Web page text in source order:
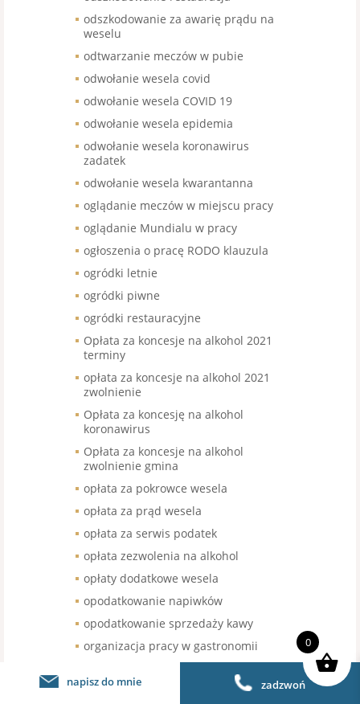
odszkodowanie za awarię prądu na
weselu
odtwarzanie meczów w pubie
odwołanie wesela covid
odwołanie wesela COVID 19
odwołanie wesela epidemia
odwołanie wesela koronawirus
zadatek
odwołanie wesela kwarantanna
oglądanie meczów w miejscu pracy
oglądanie Mundialu w pracy
ogłoszenia o pracę RODO klauzula
ogródki letnie
ogródki piwne
ogródki restauracyjne
Opłata za koncesje na alkohol 2021
terminy
opłata za koncesje na alkohol 2021
zwolnienie
Opłata za koncesję na alkohol
koronawirus
Opłata za koncesje na alkohol
zwolnienie gmina
opłata za pokrowce wesela
opłata za prąd wesela
opłata za serwis podatek
opłata zezwolenia na alkohol
opłaty dodatkowe wesela
opodatkowanie napiwków
opodatkowanie sprzedaży kawy
organizacja pracy w gastronomii
organizacja urodzin stawka VAT
napisz do mnie zadzwoń
0